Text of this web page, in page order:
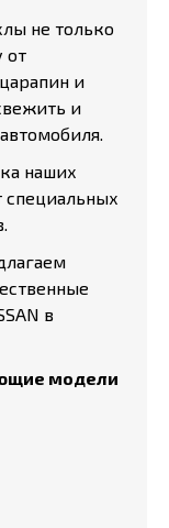
не только
от
и
и
наших
специальных
в
модели